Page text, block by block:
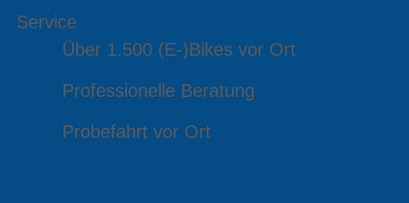
Service
Über 1.500 (E-)Bikes vor Ort
Professionelle Beratung
Probefahrt vor Ort